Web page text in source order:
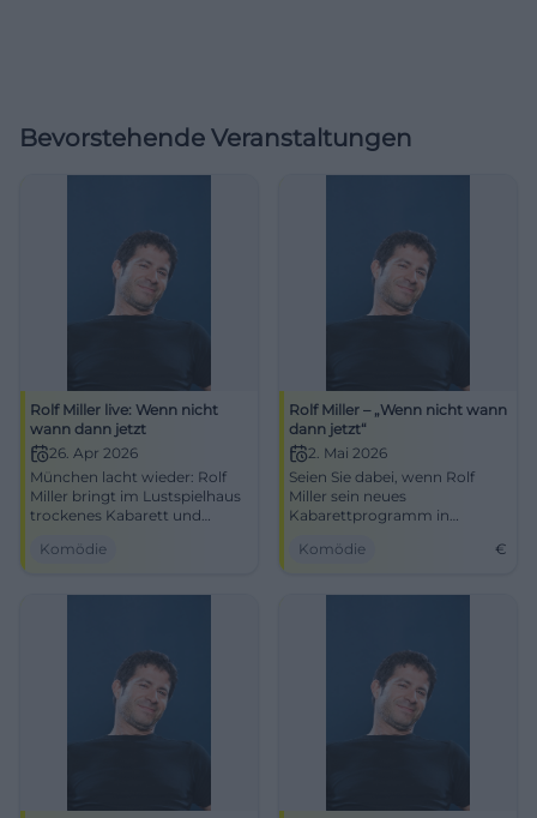
Bevorstehende Veranstaltungen
Rolf Miller live: Wenn nicht
wann dann jetzt
26. Apr 2026
München lacht wieder: Rolf
Miller bringt im Lustspielhaus
trockenes Kabarett und
26.04.2026, 19:30 Uhr.
Komödie
Rolf Miller – „Wenn nicht wann
dann jetzt“
2. Mai 2026
Seien Sie dabei, wenn Rolf
Miller sein neues
Kabarettprogramm in
Abend voller Humor und
Komödie €